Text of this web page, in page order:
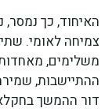
האיחוד, כך
צמיחה לאומי.
משלימים,
ההתיישבות,
דור ההמשך